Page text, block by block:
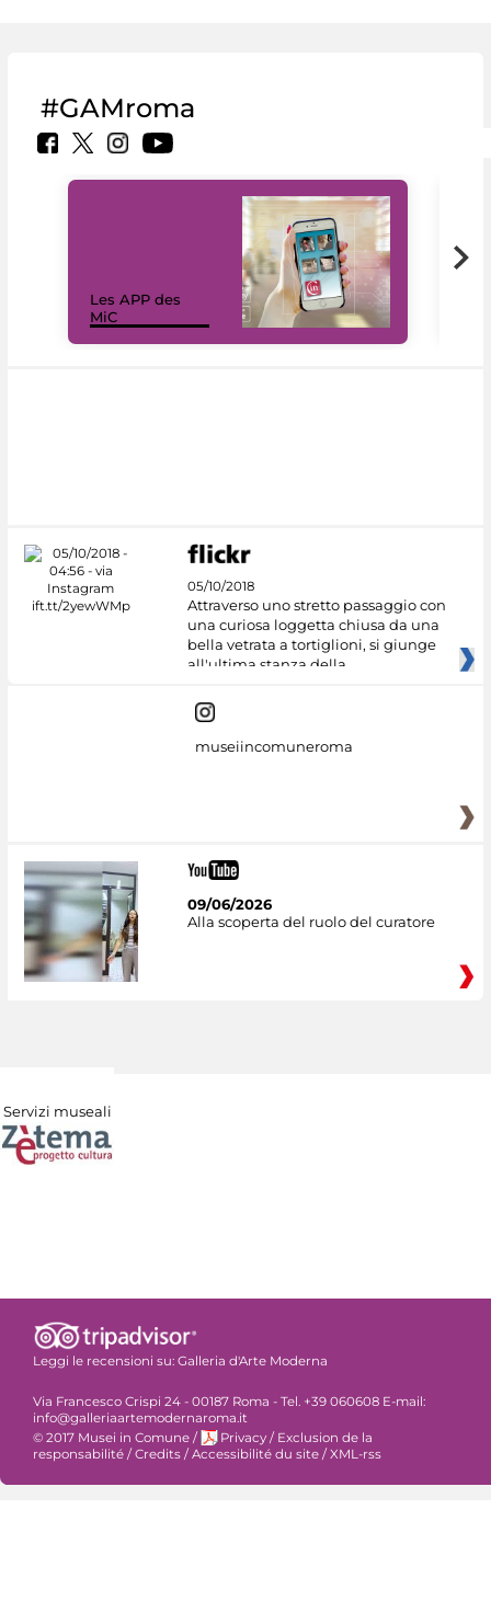
#GAMroma
Les APP des
MiC
05/10/2018
Attraverso uno stretto passaggio con
una curiosa loggetta chiusa da una
bella vetrata a tortiglioni, si giunge
all'ultima stanza della
museiincomuneroma
09/06/2026
Alla scoperta del ruolo del curatore
Servizi museali
Leggi le recensioni su: Galleria d'Arte Moderna
Via Francesco Crispi 24 - 00187 Roma - Tel. +39 060608 E-mail:
info@galleriaartemodernaroma.it
© 2017 Musei in Comune / Privacy / Exclusion de la
responsabilité / Credits / Accessibilité du site / XML-rss